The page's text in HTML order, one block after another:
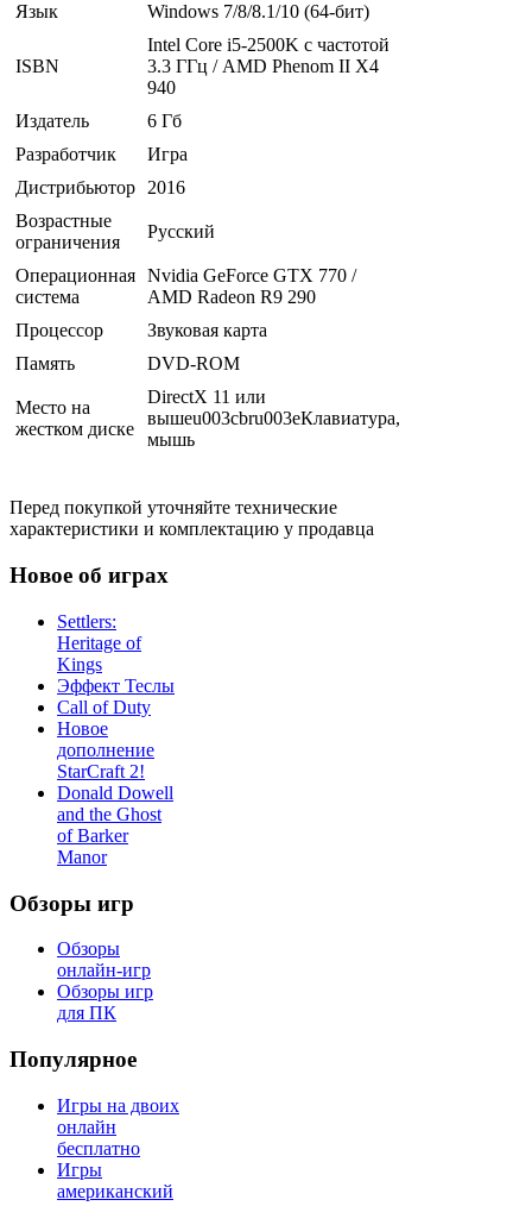
Язык
Windows 7/8/8.1/10 (64-бит)
ISBN
Intel Core i5-2500K с частотой
3.3 ГГц / AMD Phenom II X4
940
Издатель
6 Гб
Разработчик
Игра
Дистрибьютор 2016
Возрастные
ограничения
Русский
Операционная
система
Nvidia GeForce GTX 770 /
AMD Radeon R9 290
Процессор
Звуковая карта
Память
DVD-ROM
Место на
жестком диске
DirectX 11 или
вышеu003cbru003eКлавиатура,
мышь
Перед покупкой уточняйте технические
характеристики и комплектацию у продавца
Новое об играх
Settlers:
Heritage of
Kings
Эффект Теслы
Call of Duty
Новое
дополнение
StarCraft 2!
Donald Dowell
and the Ghost
of Barker
Manor
Обзоры игр
Обзоры
онлайн-игр
Обзоры игр
для ПК
Популярное
Игры на двоих
онлайн
бесплатно
Игры
американский